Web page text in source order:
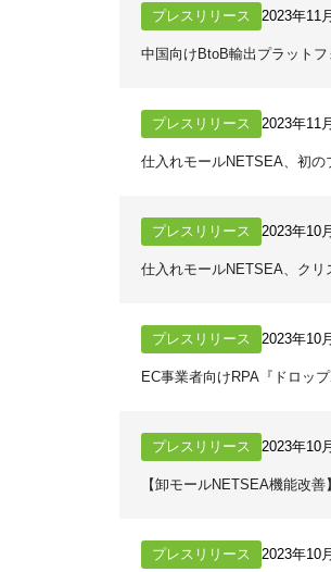
プレスリリース 2023年11
中国向けBtoB輸出プラット
プレスリリース 2023年11
仕入れモールNETSEA、初
プレスリリース 2023年10
仕入れモールNETSEA、ク
プレスリリース 2023年10
EC事業者向けRPA『ドロッ
プレスリリース 2023年10
【卸モールNETSEA機能改
プレスリリース 2023年10